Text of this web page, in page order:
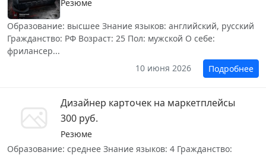
Резюме
Образование: высшее Знание языков: английский, русский
Гражданство: РФ Возраст: 25 Пол: мужской О себе:
фрилансер...
10 июня 2026
Подробнее
Дизайнер карточек на маркетплейсы
300 руб.
Резюме
Образование: среднее Знание языков: 4 Гражданство: